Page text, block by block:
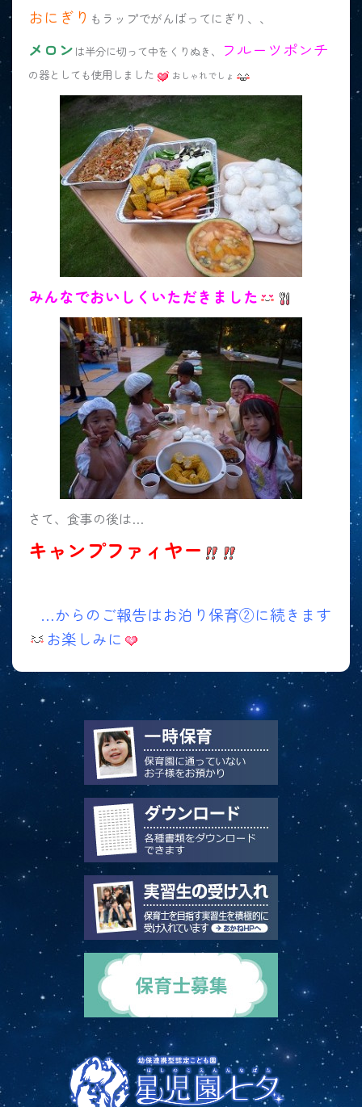
おにぎり もラップでがんばってにぎり、、
メロン は半分に切って中をくりぬき、 フルーツポンチ
の器としても使用しました おしゃれでしょ
みんなでおいしくいただきました
さて、食事の後は…
キャンプファィヤー
…からのご報告はお泊り保育②に続きます
お楽しみに